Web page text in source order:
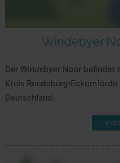
Windebyer
Der Windebyer Noor befindet
Kreis Rendsburg-
Deutschland.